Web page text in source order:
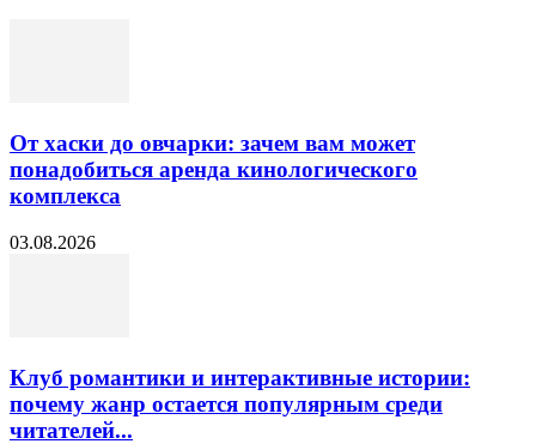
От хаски до овчарки: зачем вам может
понадобиться аренда кинологического
комплекса
03.08.2026
Клуб романтики и интерактивные истории:
почему жанр остается популярным среди
читателей...